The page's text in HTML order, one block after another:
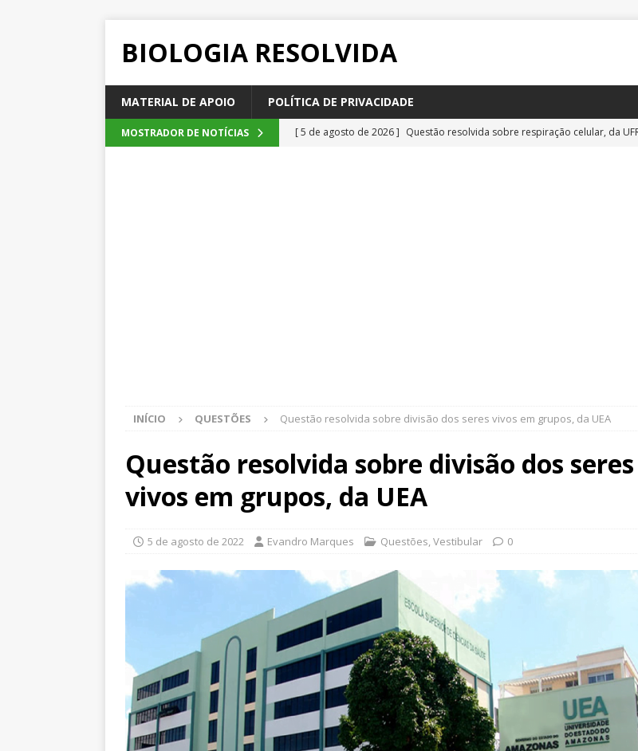
BIOLOGIA RESOLVIDA
MATERIAL DE APOIO POLÍTICA DE PRIVACIDADE
MOSTRADOR DE NOTÍCIAS [ 5 de agosto de 2026 ] Questão resolvida sobre respiração celular, da
INÍCIO QUESTÕES Questão resolvida sobre divisão dos seres vivos em grupos, da UEA
Questão resolvida sobre divisão dos seres
vivos em grupos, da UEA
5 de agosto de 2022 Evandro Marques Questões,Vestibular 0